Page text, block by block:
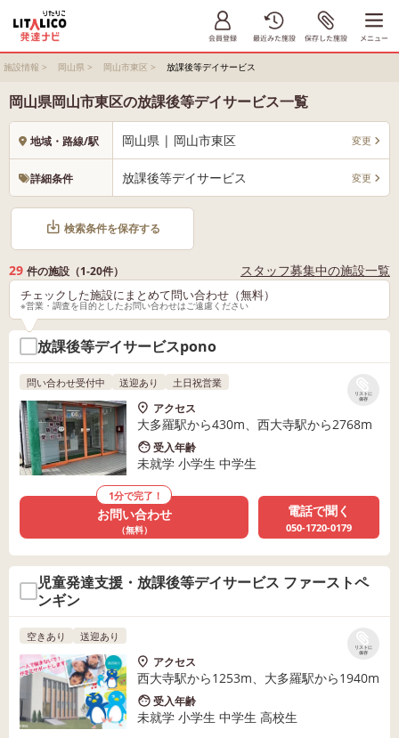
施設情報 > 岡山県 > 岡山市東区 > 放課後等デイサービス
岡山県岡山市東区の放課後等デイサービス一覧
地域・路線/駅 岡山県 | 岡山市東区 変更
詳細条件 放課後等デイサービス 変更
検索条件を保存する
29 件の施設（1-20件） スタッフ募集中の施設一覧
チェックした施設にまとめて問い合わせ（無料）
※営業・調査を目的としたお問い合わせはご遠慮ください
放課後等デイサービスpono
リストに
保存
問い合わせ受付中 送迎あり 土日祝営業
アクセス
大多羅駅から430m、西大寺駅から2768m
受入年齢
未就学 小学生 中学生
1分で完了！
お問い合わせ
（無料）
電話で聞く
050-1720-0179
児童発達支援・放課後等デイサービス ファーストペ
ンギン
リストに
保存
空きあり 送迎あり
アクセス
西大寺駅から1253m、大多羅駅から1940m
受入年齢
未就学 小学生 中学生 高校生